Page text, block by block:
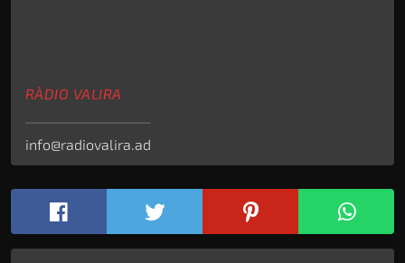
RÀDIO VALIRA
info@radiovalira.ad